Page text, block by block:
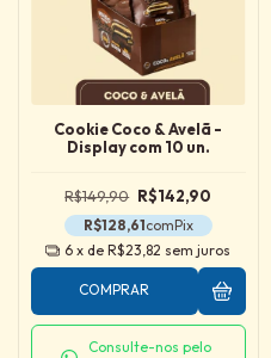
Cookie Coco & Avelã -
Display com 10 un.
R$149,90 R$142,90
R$128,61comPix
6 x deR$23,82 sem juros
COMPRAR
Consulte-nos pelo